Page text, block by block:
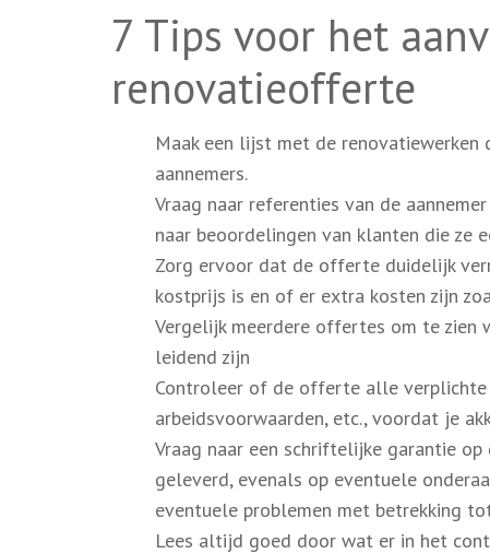
7 Tips voor het
renovatieofferte
Maak een lijst met de
aannemers.
Vraag naar referenties van de
naar beoordelingen van klanten die ze
Zorg ervoor dat de offerte duidelijk
kostprijs is en of er extra kosten zijn
Vergelijk meerdere offertes om te
leidend zijn
Controleer of de offerte alle verplichte
arbeidsvoorwaarden, etc., voordat je
Vraag naar een schriftelijke garantie
geleverd, evenals op eventuele
eventuele problemen met betrekking
Lees altijd goed door wat er in het